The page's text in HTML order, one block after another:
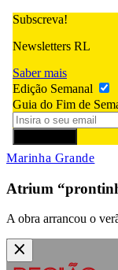
Subscreva!
Newsletters RL
Saber mais
Edição Semanal
Guia do Fim de
Marinha Grande
Atrium
A obra arrancou o